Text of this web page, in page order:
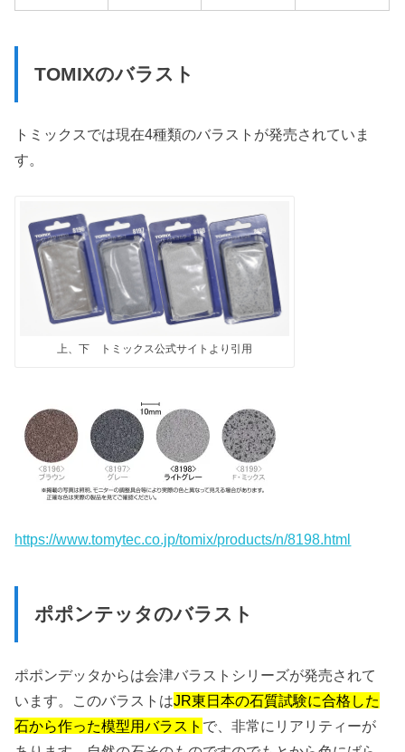
TOMIXのバラスト
トミックスでは現在4種類のバラストが発売されていま
す。
上、下 トミックス公式サイトより引用
https://www.tomytec.co.jp/tomix/products/n/8198.html
ポポンテッタのバラスト
ポポンデッタからは会津バラストシリーズが発売されて
います。このバラストはJR東日本の石質試験に合格した
石から作った模型用バラスト で、非常にリアリティーが